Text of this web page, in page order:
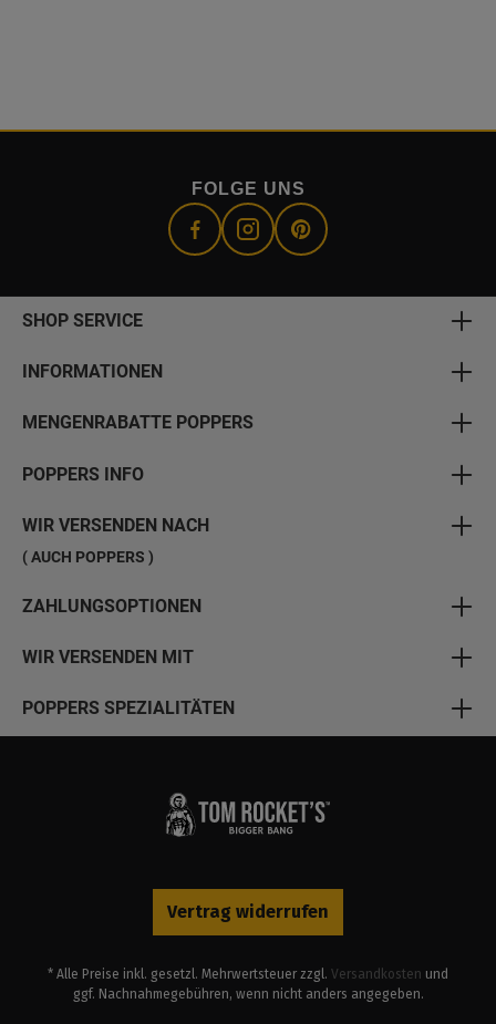
FOLGE UNS
SHOP SERVICE
INFORMATIONEN
MENGENRABATTE POPPERS
POPPERS INFO
WIR VERSENDEN NACH
( AUCH POPPERS )
ZAHLUNGSOPTIONEN
WIR VERSENDEN MIT
POPPERS SPEZIALITÄTEN
Vertrag widerrufen
* Alle Preise inkl. gesetzl. Mehrwertsteuer zzgl. Versandkosten und
ggf. Nachnahmegebühren, wenn nicht anders angegeben.